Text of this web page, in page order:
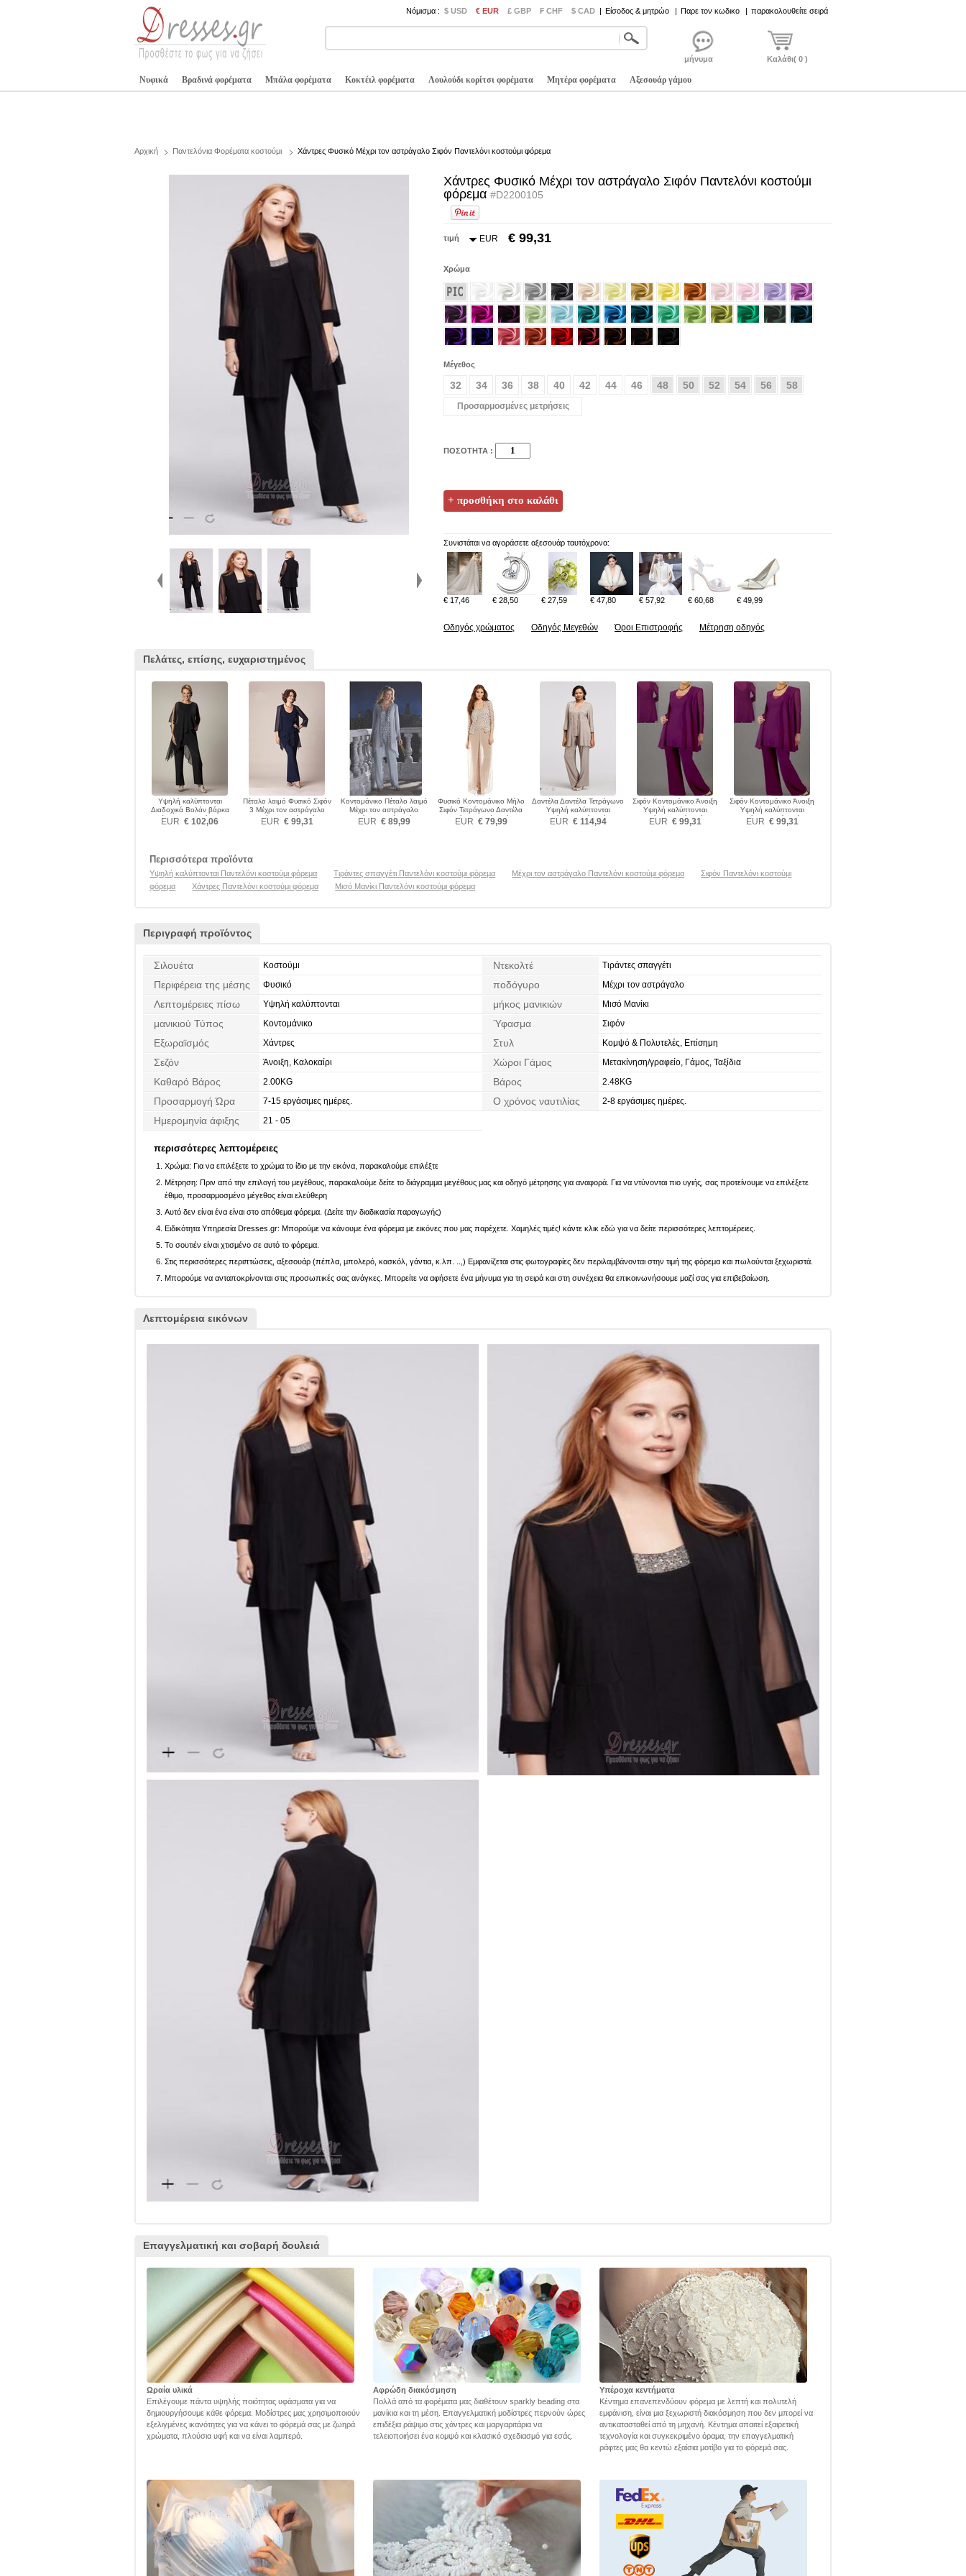
Νόμισμα : $ USD € EUR £ GBP ₣ CHF $ CAD | Είσοδος & μητρώο | Παρε τον κωδικο | παρακολουθείτε σειρά
μήνυμα Καλάθι( 0 )
Νυφικά Βραδινά φορέματα Μπάλα φορέματα Κοκτέιλ φορέματα Λουλούδι κορίτσι φορέματα Μητέρα φορέματα Αξεσουάρ γάμου
Αρχική Παντελόνια Φορέματα κοστούμι Χάντρες Φυσικό Μέχρι τον αστράγαλο Σιφόν Παντελόνι κοστούμι φόρεμα
Χάντρες Φυσικό Μέχρι τον αστράγαλο Σιφόν Παντελόνι κοστούμι
φόρεμα #D2200105
τιμή EUR € 99,31
Χρώμα
Μέγεθος
32 34 36 38 40 42 44 46 48 50 52 54 56 58
Προσαρμοσμένες μετρήσεις
ΠΟΣΟΤΗΤΑ :
Συνιστάται να αγοράσετε αξεσουάρ ταυτόχρονα:
€ 17,46 € 28,50 € 27,59 € 47,80 € 57,92 € 60,68 € 49,99
Οδηγός χρώματος Οδηγός Μεγεθών Όροι Επιστροφής Μέτρηση οδηγός
Πελάτες, επίσης, ευχαριστημένος
Υψηλή καλύπτονται
Διαδοχικά Βολάν βάρκα
Μέχρι τον αστράγαλο
Παντελόνι κοστούμι φόρεμα
EUR € 102,06
Πέταλο λαιμό Φυσικό Σιφόν
3 Μέχρι τον αστράγαλο
Παντελόνι κοστούμι φόρεμα
EUR € 99,31
Κοντομάνικο Πέταλο λαιμό
Μέχρι τον αστράγαλο
Παντελόνι κοστούμι φόρεμα
EUR € 89,99
Φυσικό Κοντομάνικο Μήλο
Σιφόν Τετράγωνο Δαντέλα
Παντελόνι κοστούμι φόρεμα
EUR € 79,99
Δαντέλα Δαντέλα Τετράγωνο
Υψηλή καλύπτονται
Παντελόνι κοστούμι φόρεμα
EUR € 114,94
Σιφόν Κοντομάνικο Άνοιξη
Υψηλή καλύπτονται
Παντελόνι κοστούμι φόρεμα
EUR € 99,31
Σιφόν Κοντομάνικο Άνοιξη
Υψηλή καλύπτονται
Παντελόνι κοστούμι φόρεμα
EUR € 99,31
Περισσότερα προϊόντα
Υψηλή καλύπτονται Παντελόνι κοστούμι φόρεμα Τιράντες σπαγγέτι Παντελόνι κοστούμι φόρεμα Μέχρι τον αστράγαλο Παντελόνι κοστούμι φόρεμα
Σιφόν Παντελόνι κοστούμι
φόρεμα
Χάντρες Παντελόνι κοστούμι φόρεμα Μισό Μανίκι Παντελόνι κοστούμι φόρεμα
Περιγραφή προϊόντος
Σιλουέτα Κοστούμι Ντεκολτέ Τιράντες σπαγγέτι
Περιφέρεια της μέσης Φυσικό ποδόγυρο Μέχρι τον αστράγαλο
Λεπτομέρειες πίσω Υψηλή καλύπτονται μήκος μανικιών Μισό Μανίκι
μανικιού Τύπος Κοντομάνικο Ύφασμα Σιφόν
Εξωραϊσμός Χάντρες Στυλ Κομψό & Πολυτελές, Επίσημη
Σεζόν Άνοιξη, Καλοκαίρι Χώροι Γάμος Μετακίνηση/γραφείο, Γάμος, Ταξίδια
Καθαρό Βάρος 2.00KG Βάρος 2.48KG
Προσαρμογή Ώρα 7-15 εργάσιμες ημέρες. Ο χρόνος ναυτιλίας 2-8 εργάσιμες ημέρες.
Ημερομηνία άφιξης 21 - 05
περισσότερες λεπτομέρειες
Χρώμα: Για να επιλέξετε το χρώμα το ίδιο με την εικόνα, παρακαλούμε επιλέξτε
Μέτρηση: Πριν από την επιλογή του μεγέθους, παρακαλούμε δείτε το διάγραμμα μεγέθους μας και οδηγό μέτρησης για αναφορά. Για να ντύνονται πιο υγιής, σας προτείνουμε να επιλέξετε
έθιμο, προσαρμοσμένο μέγεθος είναι ελεύθερη
Αυτό δεν είναι ένα είναι στο απόθεμα φόρεμα. (Δείτε την διαδικασία παραγωγής)
Ειδικότητα Υπηρεσία Dresses.gr: Μπορούμε να κάνουμε ένα φόρεμα με εικόνες που μας παρέχετε. Χαμηλές τιμές! κάντε κλικ εδώ για να δείτε περισσότερες λεπτομέρειες.
Το σουτιέν είναι χτισμένο σε αυτό το φόρεμα.
Στις περισσότερες περιπτώσεις, αξεσουάρ (πέπλα, μπολερό, κασκόλ, γάντια, κ.λπ. ..,) Εμφανίζεται στις φωτογραφίες δεν περιλαμβάνονται στην τιμή της φόρεμα και πωλούνται ξεχωριστά.
Μπορούμε να ανταποκρίνονται στις προσωπικές σας ανάγκες. Μπορείτε να αφήσετε ένα μήνυμα για τη σειρά και στη συνέχεια θα επικοινωνήσουμε μαζί σας για επιβεβαίωση.
Λεπτομέρεια εικόνων
Επαγγελματική και σοβαρή δουλειά
Ωραία υλικά
Επιλέγουμε πάντα υψηλής ποιότητας υφάσματα για να
δημιουργήσουμε κάθε φόρεμα. Μοδίστρες μας χρησιμοποιούν
εξελιγμένες ικανότητες για να κάνει το φόρεμά σας με ζωηρά
χρώματα, πλούσια υφή και να είναι λαμπερό.
Αφρώδη διακόσμηση
Πολλά από τα φορέματα μας διαθέτουν sparkly beading στα
μανίκια και τη μέση. Επαγγελματική μοδίστρες περνούν ώρες
επιδέξια ράψιμο στις χάντρες και μαργαριτάρια να
τελειοποιήσει ένα κομψό και κλασικό σχεδιασμό για εσάς.
Υπέροχα κεντήματα
Κέντημα επανεπενδύουν φόρεμα με λεπτή και πολυτελή
εμφάνιση, είναι μια ξεχωριστή διακόσμηση που δεν μπορεί να
αντικατασταθεί από τη μηχανή. Κέντημα απαιτεί εξαιρετική
τεχνολογία και συγκεκριμένο όραμα, την επαγγελματική
ράφτες μας θα κεντώ εξαίσια μοτίβο για το φόρεμά σας.